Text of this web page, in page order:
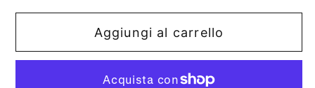
per
Fra
per
Crescere
Fra
Aggiungi al carrello